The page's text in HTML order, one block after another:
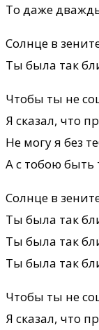
То даже
Солнце в
Ты была так
Чтобы ты не
Я сказал, что
Не могу я без
А с тобою быть
Солнце в
Ты была так
Ты была так
Ты была так
Чтобы ты не
Я сказал, что